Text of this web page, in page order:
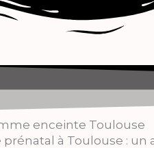
enceinte Toulouse
prénatal à Toulouse :